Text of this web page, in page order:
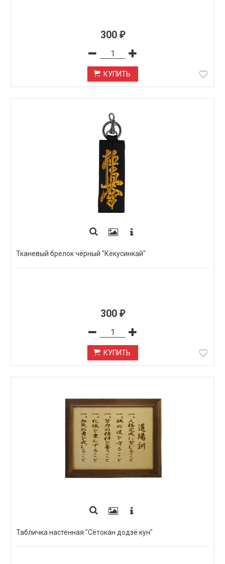
300 ₽
КУПИТЬ
Тканевый брелок чёрный "Кёкусинкай"
300 ₽
КУПИТЬ
Табличка настенная "Сётокан додзё кун"